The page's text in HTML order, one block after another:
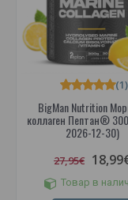
BigMan Nutrition
коллаген Пептан® 300
2026-12-30)
(1)
27,95€
Товар в